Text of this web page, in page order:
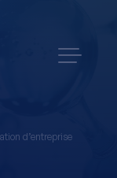
d’entreprise